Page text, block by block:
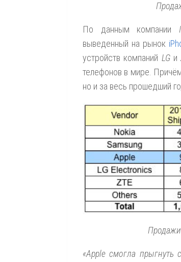
По данным компании
выведенный на рынок
устройств компаний LGи
телефонов в мире.
но и за весь прошедший
«Apple смогла прыгнуть